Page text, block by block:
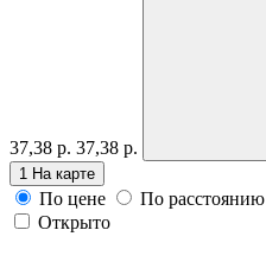
37,38 р. 37,38 р.
1 На карте
По цене
По расстоянию
Открыто